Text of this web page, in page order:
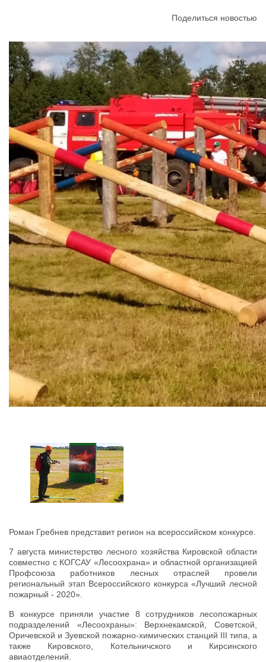
Поделиться новостью
Роман Гребнев представит регион на всероссийском конкурсе.
7 августа министерство лесного хозяйства Кировской области
совместно с КОГСАУ «Лесоохрана» и областной организацией
Профсоюза работников лесных отраслей провели
региональный этап Всероссийского конкурса «Лучший лесной
пожарный - 2020».
В конкурсе приняли участие 8 сотрудников лесопожарных
подразделений «Лесоохраны»: Верхнекамской, Советской,
Оричевской и Зуевской пожарно-химических станций III типа, а
также Кировского, Котельничского и Кирсинского
авиаотделений.